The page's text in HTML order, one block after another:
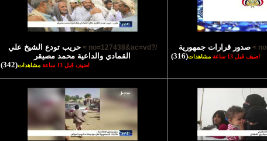
صدور قرارات جمهورية
اضيف قبل 13 ساعة مشاهدات(316)
/?no=127438&ac=vd >
حريب تودع الشيخ علي
القمادي والداعية محمد مصيقر
اضيف قبل 13 ساعة مشاهدات(342)